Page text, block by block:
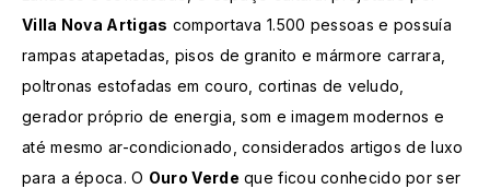
Villa Nova Artigas comportava 1.500 pessoas e possuía
rampas atapetadas, pisos de granito e mármore carrara,
poltronas estofadas em couro, cortinas de veludo,
gerador próprio de energia, som e imagem modernos e
até mesmo ar-condicionado, considerados artigos de luxo
para a época. O Ouro Verde que ficou conhecido por ser